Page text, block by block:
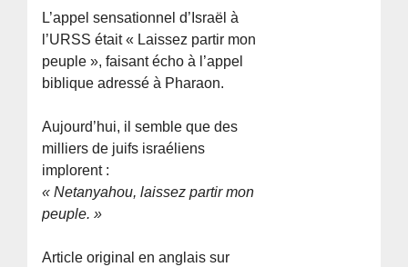
L’appel sensationnel d’Israël à
l’URSS était « Laissez partir mon
peuple », faisant écho à l’appel
biblique adressé à Pharaon.
Aujourd’hui, il semble que des
milliers de juifs israéliens
implorent :
« Netanyahou, laissez partir mon
peuple. »
Article original en anglais sur